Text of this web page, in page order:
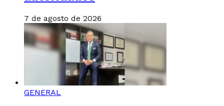
7 de agosto de 2026
GENERAL